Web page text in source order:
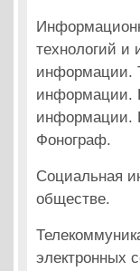
технологий и
информации.
информации.
информации.
Фонограф.
Социальная
обществе.
электронных